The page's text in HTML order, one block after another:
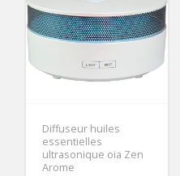
Diffuseur huiles
essentielles
ultrasonique oia Zen
Arome